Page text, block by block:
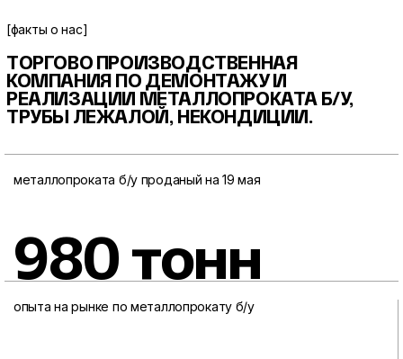
[факты о нас]
ТОРГОВО ПРОИЗВОДСТВЕННАЯ
КОМПАНИЯ ПО ДЕМОНТАЖУ И
РЕАЛИЗАЦИИ МЕТАЛЛОПРОКАТА Б/У,
ТРУБЫ ЛЕЖАЛОЙ, НЕКОНДИЦИИ.
металлопроката б/у проданый на 19 мая
980 тонн
опыта на рынке по металлопрокату б/у